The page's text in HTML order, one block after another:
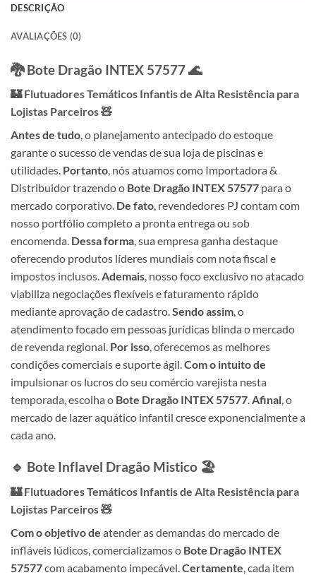
DESCRIÇÃO
AVALIAÇÕES (0)
🐉 Bote Dragão INTEX 57577 🌊
🏰 Flutuadores Temáticos Infantis de Alta Resistência para
Lojistas Parceiros 🧸
Antes de tudo, o planejamento antecipado do estoque
garante o sucesso de vendas de sua loja de piscinas e
utilidades. Portanto, nós atuamos como Importadora &
Distribuidor trazendo o Bote Dragão INTEX 57577 para o
mercado corporativo. De fato, revendedores PJ contam com
nosso portfólio completo a pronta entrega ou sob
encomenda. Dessa forma, sua empresa ganha destaque
oferecendo produtos líderes mundiais com nota fiscal e
impostos inclusos.Ademais, nosso foco exclusivo no atacado
viabiliza negociações flexíveis e faturamento rápido
mediante aprovação de cadastro.Sendo assim, o
atendimento focado em pessoas jurídicas blinda o mercado
de revenda regional. Por isso, oferecemos as melhores
condições comerciais e suporte ágil.Com o intuito de
impulsionar os lucros do seu comércio varejista nesta
temporada, escolha o Bote Dragão INTEX 57577.Afinal, o
mercado de lazer aquático infantil cresce exponencialmente a
cada ano.
🔹 Bote Inflavel Dragão Mistico 🏖️
🏰 Flutuadores Temáticos Infantis de Alta Resistência para
Lojistas Parceiros 🧸
Com o objetivo de atender as demandas do mercado de
infláveis lúdicos, comercializamos o Bote Dragão INTEX
57577com acabamento impecável. Certamente , cada item